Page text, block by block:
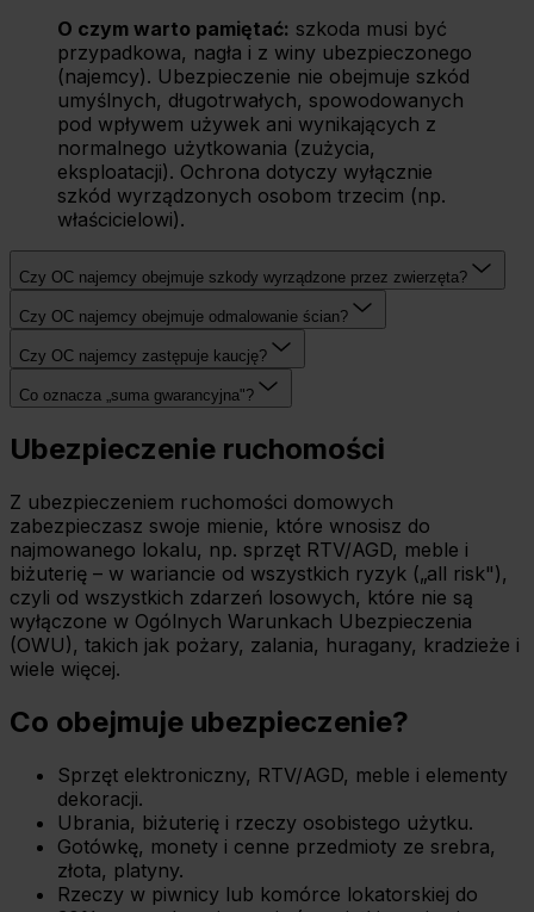
O czym warto pamiętać: szkoda musi być
przypadkowa, nagła i z winy ubezpieczonego
(najemcy). Ubezpieczenie nie obejmuje szkód
umyślnych, długotrwałych, spowodowanych
pod wpływem używek ani wynikających z
normalnego użytkowania (zużycia,
eksploatacji). Ochrona dotyczy wyłącznie
szkód wyrządzonych osobom trzecim (np.
właścicielowi).
Czy OC najemcy obejmuje szkody wyrządzone przez zwierzęta?
Czy OC najemcy obejmuje odmalowanie ścian?
Czy OC najemcy zastępuje kaucję?
Co oznacza „suma gwarancyjna"?
Ubezpieczenie ruchomości
Z ubezpieczeniem ruchomości domowych
zabezpieczasz swoje mienie, które wnosisz do
najmowanego lokalu, np. sprzęt RTV/AGD, meble i
biżuterię – w wariancie od wszystkich ryzyk („all risk"),
czyli od wszystkich zdarzeń losowych, które nie są
wyłączone w Ogólnych Warunkach Ubezpieczenia
(OWU), takich jak pożary, zalania, huragany, kradzieże i
wiele więcej.
Co obejmuje ubezpieczenie?
Sprzęt elektroniczny, RTV/AGD, meble i elementy
dekoracji.
Ubrania, biżuterię i rzeczy osobistego użytku.
Gotówkę, monety i cenne przedmioty ze srebra,
złota, platyny.
Rzeczy w piwnicy lub komórce lokatorskiej do